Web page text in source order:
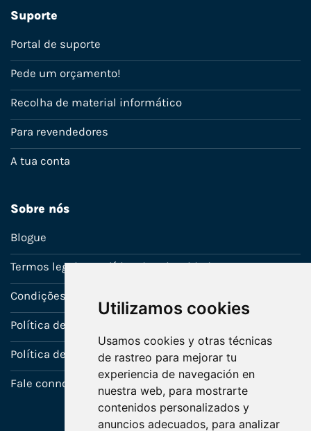
Utilizamos cookies
Usamos cookies y otras técnicas
de rastreo para mejorar tu
experiencia de navegación en
nuestra web, para mostrarte
contenidos personalizados y
anuncios adecuados, para analizar
Suporte
Portal de suporte
Pede um orçamento!
Recolha de material informático
Para revendedores
A tua conta
Sobre nós
Blogue
Termos legais e política de privacidade
Condições de venda
Política de Garantia
Política de utilização de cookies
Fale connosco